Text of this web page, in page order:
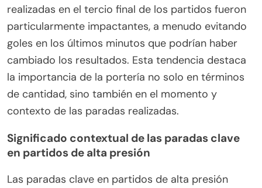
realizadas en el tercio final de los partidos fueron
particularmente impactantes, a menudo evitando
goles en los últimos minutos que podrían haber
cambiado los resultados. Esta tendencia destaca
la importancia de la portería no solo en términos
de cantidad, sino también en el momento y
contexto de las paradas realizadas.
Significado contextual de las paradas clave
en partidos de alta presión
Las paradas clave en partidos de alta presión